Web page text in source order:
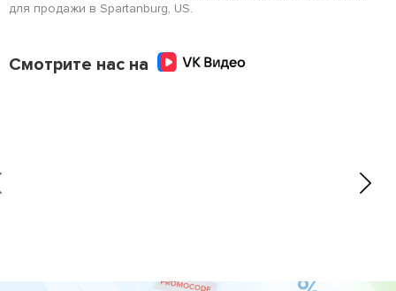
для продажи в Spartanburg, US.
Смотрите нас на